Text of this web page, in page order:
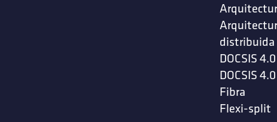
distribuida
DOCSIS
DOCSIS
Fibra
Flexi-split